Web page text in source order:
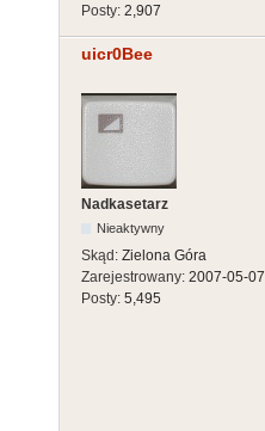
Posty: 2,907
uicr0Bee
Nadkasetarz
Nieaktywny
Skąd: Zielona Góra
Zarejestrowany: 2007-05-07
Posty: 5,495